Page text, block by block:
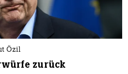
Özil
zurück